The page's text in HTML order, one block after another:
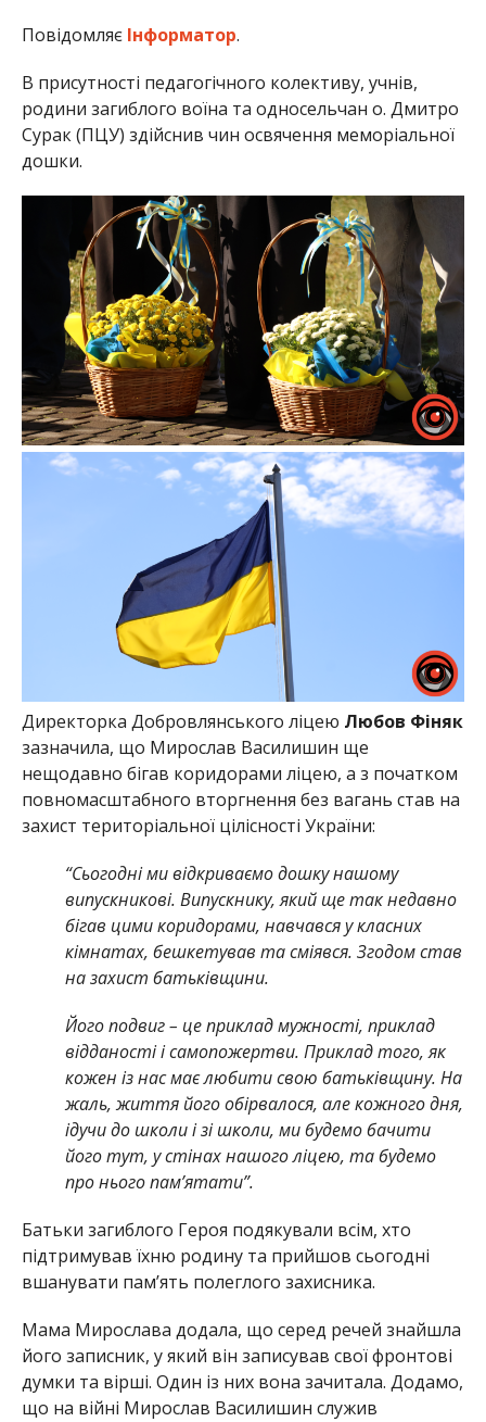
Повідомляє Інформатор.
В присутності педагогічного колективу, учнів,
родини загиблого воїна та односельчан о. Дмитро
Сурак (ПЦУ) здійснив чин освячення меморіальної
дошки.
Директорка Добровлянського ліцею Любов Фіняк
зазначила, що Мирослав Василишин ще
нещодавно бігав коридорами ліцею, а з початком
повномасштабного вторгнення без вагань став на
захист територіальної цілісності України:
“Сьогодні ми відкриваємо дошку нашому
випускникові. Випускнику, який ще так недавно
бігав цими коридорами, навчався у класних
кімнатах, бешкетував та сміявся. Згодом став
на захист батьківщини.
Його подвиг – це приклад мужності, приклад
відданості і самопожертви. Приклад того, як
кожен із нас має любити свою батьківщину. На
жаль, життя його обірвалося, але кожного дня,
ідучи до школи і зі школи, ми будемо бачити
його тут, у стінах нашого ліцею, та будемо
про нього пам’ятати”.
Батьки загиблого Героя подякували всім, хто
підтримував їхню родину та прийшов сьогодні
вшанувати памʼять полеглого захисника.
Мама Мирослава додала, що серед речей знайшла
його записник, у який він записував свої фронтові
думки та вірші. Один із них вона зачитала. Додамо,
що на війні Мирослав Василишин служив